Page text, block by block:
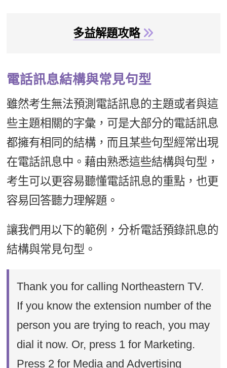
多益解題攻略
電話訊息結構與常見句型
雖然考生無法預測電話訊息的主題或者與這
些主題相關的字彙，可是大部分的電話訊息
都擁有相同的結構，而且某些句型經常出現
在電話訊息中。藉由熟悉這些結構與句型，
考生可以更容易聽懂電話訊息的重點，也更
容易回答聽力理解題。
讓我們用以下的範例，分析電話預錄訊息的
結構與常見句型。
Thank you for calling Northeastern TV.
If you know the extension number of the
person you are trying to reach, you may
dial it now. Or, press 1 for Marketing.
Press 2 for Media and Advertising